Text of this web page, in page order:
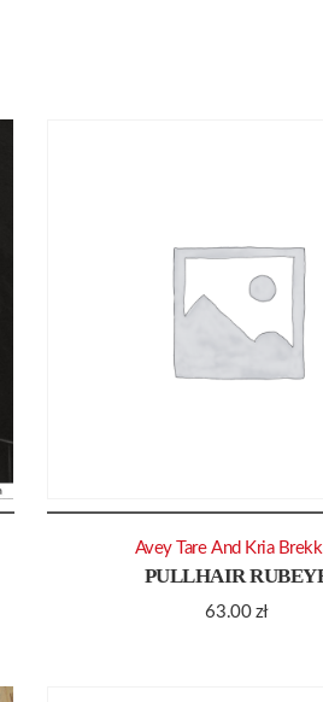
PULLHAIR
63.00 zł
Avey Tare And Kria